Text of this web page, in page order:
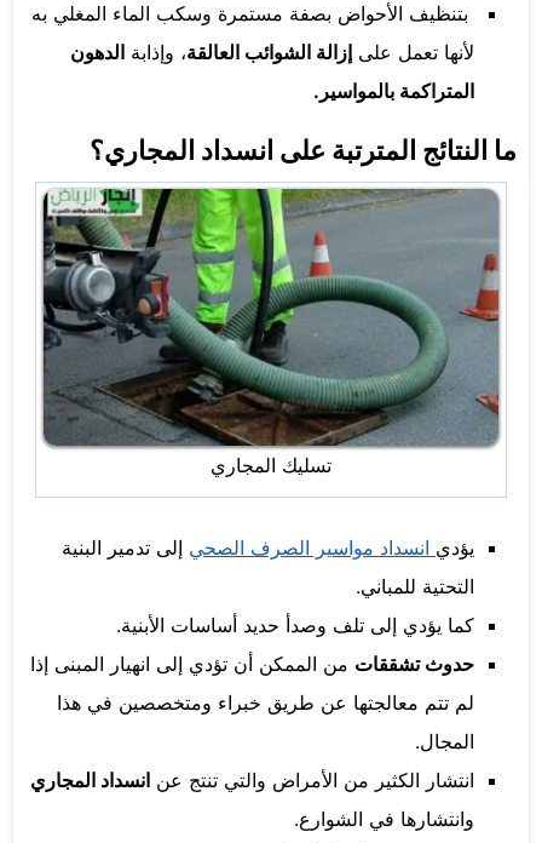
بتنظيف الأحواض بصفة مستمرة وسكب الماء المغلي به
لأنها تعمل على إزالة الشوائب العالقة، وإذابة الدهون
المتراكمة بالمواسير.
ما النتائج المترتبة على انسداد المجاري؟
تسليك المجاري
يؤدي انسداد مواسير الصرف الصحي إلى تدمير البنية
التحتية للمباني.
كما يؤدي إلى تلف وصدأ حديد أساسات الأبنية.
حدوث تشققات من الممكن أن تؤدي إلى انهيار المبنى إذا
لم تتم معالجتها عن طريق خبراء ومتخصصين في هذا
المجال.
انتشار الكثير من الأمراض والتي تنتج عن انسداد المجاري
وانتشارها في الشوارع.